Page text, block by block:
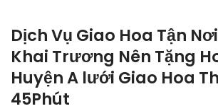
Dịch Vụ Giao Hoa Tận
Khai Trương Nên Tặng
Huyện A lưới Giao Hoa
45Phút